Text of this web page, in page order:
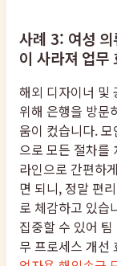
사례 3: 여성
이 사라져 업무
해외 디자이너 및
위해 은행을 방문
움이 컸습니다.
으로 모든 절차를
라인으로 간편하
면 되니, 정말 편
로 체감하고 있습
집중할 수 있어
무 프로세스 개선